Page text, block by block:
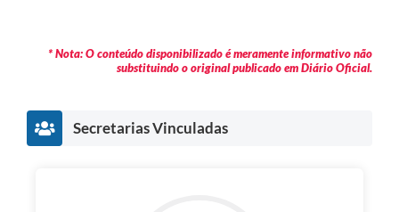
* Nota: O conteúdo disponibilizado é meramente informativo não
substituindo o original publicado em Diário Oficial.
Secretarias Vinculadas